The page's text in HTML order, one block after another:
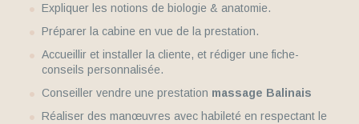
Expliquer les notions de biologie & anatomie.
Préparer la cabine en vue de la prestation.
Accueillir et installer la cliente, et rédiger une fiche-
conseils personnalisée.
Conseiller vendre une prestation massage Balinais
Réaliser des manœuvres avec habileté en respectant le